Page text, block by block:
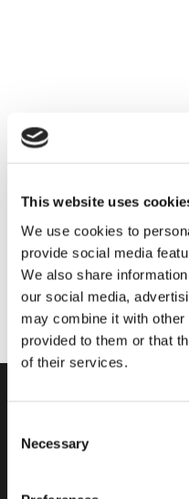
This website uses
We use cookies to
provide social media
We also share
our social media,
may combine it with other
provided to them or that
of their services.
Selection
Necessary